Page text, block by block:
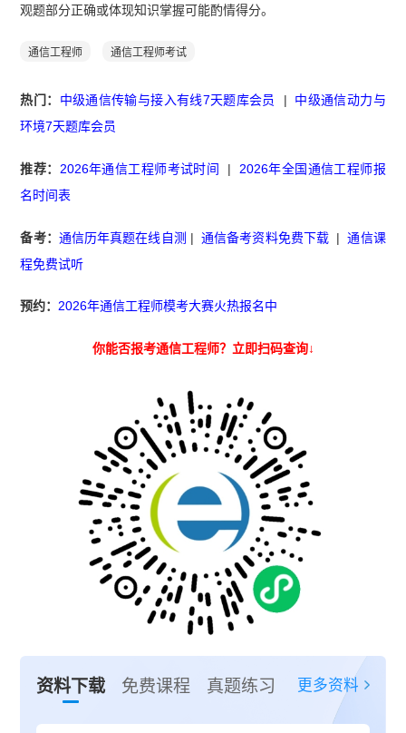
观题部分正确或体现知识掌握可能酌情得分。
通信工程师 通信工程师考试
热门： 中级通信传输与接入有线7天题库会员 | 中级通信动力与
环境7天题库会员
推荐： 2026年通信工程师考试时间 | 2026年全国通信工程师报
名时间表
备考： 通信历年真题在线自测 |通信备考资料免费下载 |通信课
程免费试听
预约：2026年通信工程师模考大赛火热报名中
你能否报考通信工程师？立即扫码查询↓
资料下载 免费课程 真题练习 更多资料